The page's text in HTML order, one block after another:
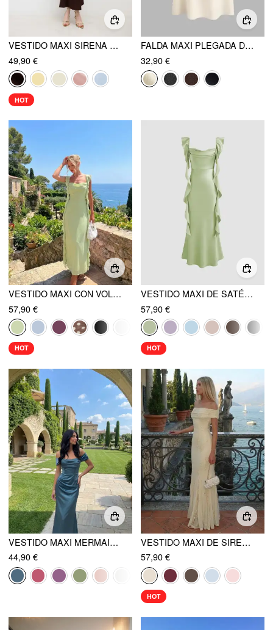
VESTIDO MAXI SIRENA CON NUDO ASIMÉTRICO Y HOMBROS AL DESCUBIERTO
49,90 €
HOT
FALDA MAXI PLEGADA DE COLOR SÓLIDO Y TIRO ALTO
32,90 €
VESTIDO MAXI CON VOLANTES DE MALLA
57,90 €
HOT
VESTIDO MAXI DE SATÉN CON ESCOTE DRAPEADO Y DOBLADILLO CON VOLANTES
57,90 €
HOT
VESTIDO MAXI MERMAID CON HOMBROS DESCUBIERTOS Y FRUNCIDO ESCULTURAL DE SATÉN
44,90 €
VESTIDO MAXI DE SIRENA DE MALLA FLORAL FRUNCIDO OFF-SHOULDER
57,90 €
HOT